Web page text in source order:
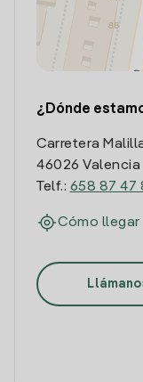
¿Dónde
Carretera Malilla
46026 Valencia
Telf.: 658 87 47
Cómo llegar